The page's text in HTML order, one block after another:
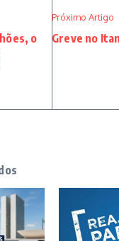
o
Próximo Artigo
Greve no